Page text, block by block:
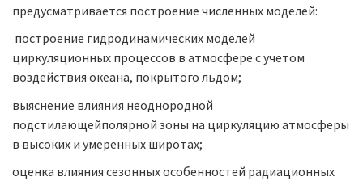
предусматривается построение численных моделей:
построение гидродинамических моделей
циркуляционных процессов в атмосфере с учетом
воздействия океана, покрытого льдом;
выяснение влияния неоднородной
подстилающейполярной зоны на циркуляцию атмосферы
в высоких и умеренных широтах;
оценка влияния сезонных особенностей радиационных